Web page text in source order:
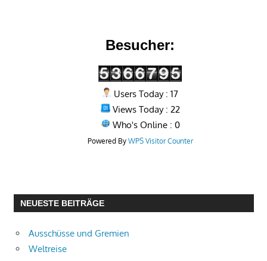
Besucher:
Users Today : 17
Views Today : 22
Who's Online : 0
Powered By WPS Visitor Counter
NEUESTE BEITRÄGE
Ausschüsse und Gremien
Weltreise